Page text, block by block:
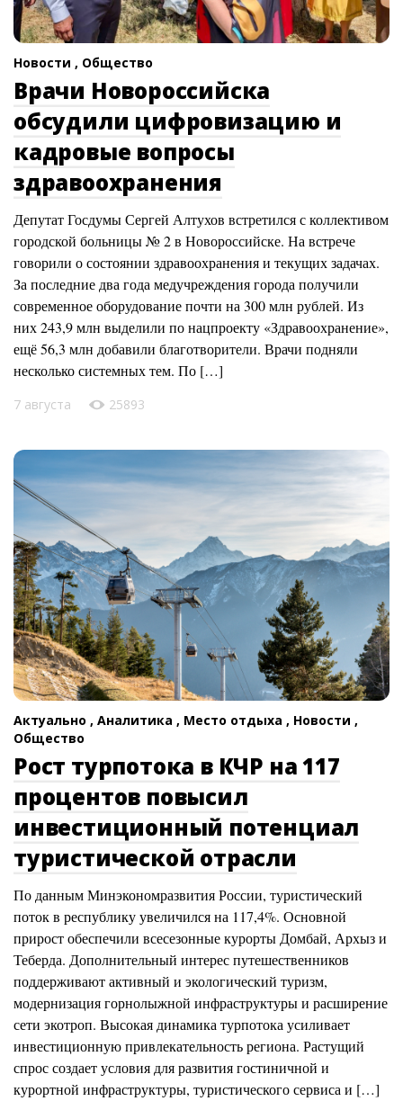
Новости , Общество
Врачи Новороссийска
обсудили цифровизацию и
кадровые вопросы
здравоохранения
Депутат Госдумы Сергей Алтухов встретился с коллективом
городской больницы № 2 в Новороссийске. На встрече
говорили о состоянии здравоохранения и текущих задачах.
За последние два года медучреждения города получили
современное оборудование почти на 300 млн рублей. Из
них 243,9 млн выделили по нацпроекту «Здравоохранение»,
ещё 56,3 млн добавили благотворители. Врачи подняли
несколько системных тем. По […]
7 августа 25893
Актуально , Аналитика , Место отдыха , Новости ,
Общество
Рост турпотока в КЧР на 117
процентов повысил
инвестиционный потенциал
туристической отрасли
По данным Минэкономразвития России, туристический
поток в республику увеличился на 117,4%. Основной
прирост обеспечили всесезонные курорты Домбай, Архыз и
Теберда. Дополнительный интерес путешественников
поддерживают активный и экологический туризм,
модернизация горнолыжной инфраструктуры и расширение
сети экотроп. Высокая динамика турпотока усиливает
инвестиционную привлекательность региона. Растущий
спрос создает условия для развития гостиничной и
курортной инфраструктуры, туристического сервиса и […]